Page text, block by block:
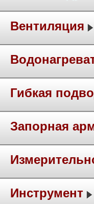
Вентиляция
Гибкая
Запорная
Инструмент